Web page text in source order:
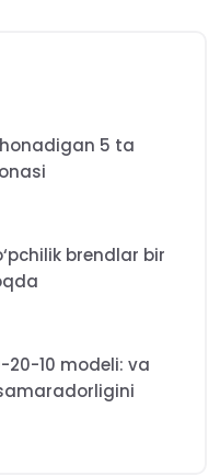
5 ta
brendlar bir
10 modeli: va